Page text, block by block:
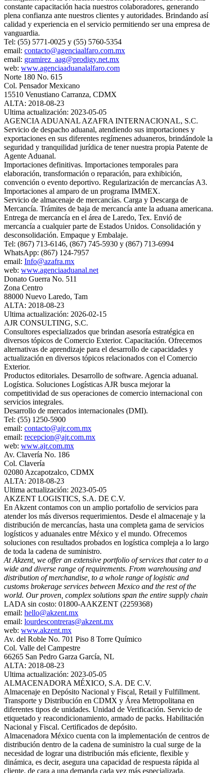
constante capacitación hacia nuestros colaboradores, generando
plena confianza ante nuestros clientes y autoridades. Brindando así
calidad y experiencia en el servicio permitiendo ser una empresa de
vanguardia.
Tel: (55) 5771-0025 y (55) 5760-5354
email: contacto@agenciaalfaro.com.mx
email: gramirez_aag@prodigy.net.mx
web: www.agenciaaduanalalfaro.com
Norte 180 No. 615
Col. Pensador Mexicano
15510 Venustiano Carranza, CDMX
ALTA: 2018-08-23
Ultima actualización: 2023-05-05
AGENCIA ADUANAL AZAFRA INTERNACIONAL, S.C.
Servicio de despacho aduanal, atendiendo sus importaciones y
exportaciones en sus diferentes regímenes aduaneros, brindándole la
seguridad y tranquilidad jurídica de tener nuestra propia Patente de
Agente Aduanal.
Importaciones definitivas. Importaciones temporales para
elaboración, transformación o reparación, para exhibición,
convención o evento deportivo. Regularización de mercancías A3.
Importaciones al amparo de un programa IMMEX.
Servicio de almacenaje de mercancías. Carga y Descarga de
Mercancía. Trámites de baja de mercancía ante la aduana americana.
Entrega de mercancía en el área de Laredo, Tex. Envió de
mercancía a cualquier parte de Estados Unidos. Consolidación y
desconsolidación. Empaque y Embalaje.
Tel: (867) 713-6146, (867) 745-5930 y (867) 713-6994
WhatsApp: (867) 124-7957
email: Info@azafra.mx
web: www.agenciaaduanal.net
Donato Guerra No. 511
Zona Centro
88000 Nuevo Laredo, Tam
ALTA: 2018-08-23
Ultima actualización: 2026-02-15
AJR CONSULTING, S.C.
Consultores especializados que brindan asesoría estratégica en
diversos tópicos de Comercio Exterior. Capacitación. Ofrecemos
alternativas de aprendizaje para el desarrollo de capacidades y
actualización en diversos tópicos relacionados con el Comercio
Exterior.
Productos editoriales. Desarrollo de software. Agencia aduanal.
Logística. Soluciones Logísticas AJR busca mejorar la
competitividad de sus operaciones de comercio internacional con
servicios integrales.
Desarrollo de mercados internacionales (DMI).
Tel: (55) 1250-5900
email: contacto@ajr.com.mx
email: recepcion@ajr.com.mx
web: www.ajr.com.mx
Av. Clavería No. 186
Col. Clavería
02080 Azcapotzalco, CDMX
ALTA: 2018-08-23
Ultima actualización: 2023-05-05
AKZENT LOGISTICS, S.A. DE C.V.
En Akzent contamos con un amplio portafolio de servicios para
atender los más diversos requerimientos. Desde el almacenaje y la
distribución de mercancías, hasta una completa gama de servicios
logísticos y aduanales entre México y el mundo. Ofrecemos
soluciones con resultados probados en logística compleja a lo largo
de toda la cadena de suministro.
At Akzent, we offer an extensive portfolio of services that cater to a
wide and diverse range of requirements. From warehousing and
distribution of merchandise, to a whole range of logistic and
customs brokerage services between Mexico and the rest of the
world. Our proven, complex solutions span the entire supply chain
LADA sin costo: 01800-AAKZENT (2259368)
email: hello@akzent.mx
email: lourdescontreras@akzent.mx
web: www.akzent.mx
Av. del Roble No. 701 Piso 8 Torre Químico
Col. Valle del Campestre
66265 San Pedro Garza García, NL
ALTA: 2018-08-23
Ultima actualización: 2023-05-05
ALMACENADORA MÉXICO, S.A. DE C.V.
Almacenaje en Depósito Nacional y Fiscal, Retail y Fulfillment.
Transporte y Distribución en CDMX y Área Metropolitana en
diferentes tipos de unidades. Unidad de Verificación. Servicio de
etiquetado y reacondicionamiento, armado de packs. Habilitación
Nacional y Fiscal. Certificados de depósito.
Almacenadora México cuenta con la implementación de centros de
distribución dentro de la cadena de suministro la cual surge de la
necesidad de lograr una distribución más eficiente, flexible y
dinámica, es decir, asegura una capacidad de respuesta rápida al
cliente, de cara a una demanda cada vez más especializada.